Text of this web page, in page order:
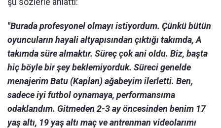
"Burada profesyonel olmayı istiyordum. Çünkü bütün
oyuncuların hayali altyapısından çıktığı takımda, A
takımda süre almaktır. Süreç çok ani oldu. Biz, başta
hiç böyle bir şey beklemiyorduk. Süreci genelde
menajerim Batu (Kaplan) ağabeyim ilerletti. Ben,
sadece iyi futbol oynamaya, performansıma
odaklandım. Gitmeden 2-3 ay öncesinden benim 17
yaş altı, 19 yaş altı maç ve antrenman videolarımı